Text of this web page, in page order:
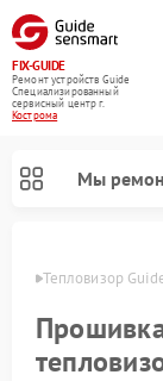
FIX-GUIDE
Ремонт устройств Guide
Специализированный
cервисный центр г.
Кострома
Мы
Тепловизор